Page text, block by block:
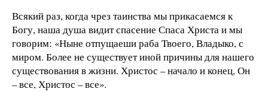
Всякий раз, когда чрез таинства мы прикасаемся к
Богу, наша душа видит спасение Спаса Христа и мы
говорим: «Ныне отпущаеши раба Твоего, Владыко, с
миром. Более не существует иной причины для нашего
существования в жизни. Христос – начало и конец, Он
– все, Христос – все».